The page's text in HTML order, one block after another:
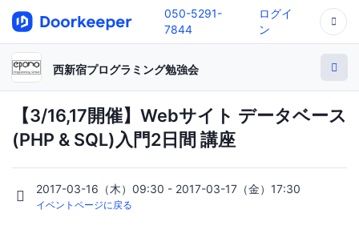
050-5291-
7844
ログイ
ン
西新宿プログラミング勉強会
【3/16,17開催】Webサイト データベース
(PHP & SQL)入門2日間 講座
2017-03-16（木）09:30 - 2017-03-17（金）17:30
イベントページに戻る